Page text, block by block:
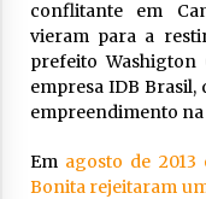
conflitante em
vieram para a
prefeito Washigton
empresa IDB
empreendimento
Em agosto de
Bonita rejeitaram